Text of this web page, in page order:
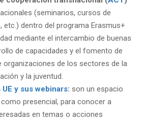
(seminarios, cursos de
etc.) dentro del programa Erasmus+
mediante el intercambio de buenas
de capacidades y el fomento de
organizaciones de los sectores de la
y la juventud.
y sus webinars: son un espacio
presencial, para conocer a
en temas o acciones